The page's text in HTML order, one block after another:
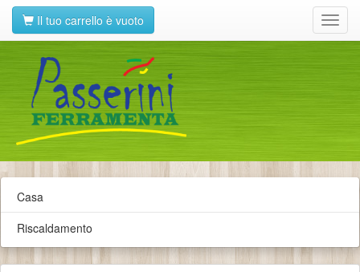
Il tuo carrello è vuoto
Casa
Riscaldamento